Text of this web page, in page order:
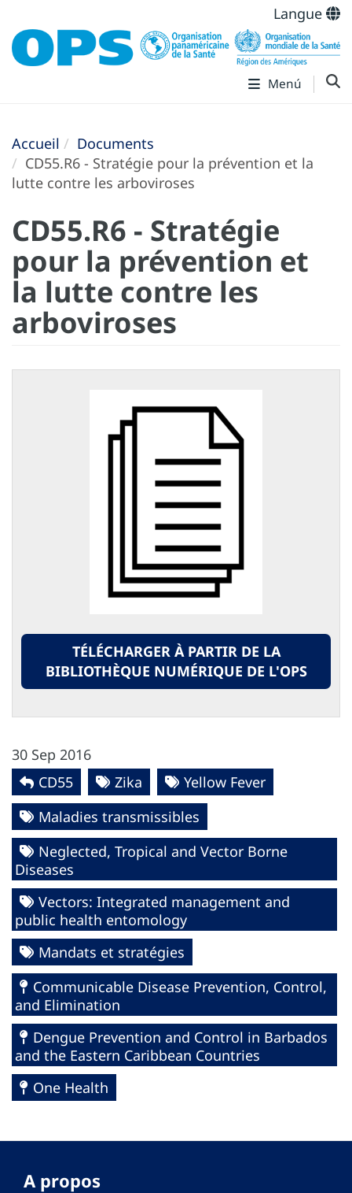
Langue
Menú
Accueil
Documents
CD55.R6 - Stratégie pour la prévention et la
lutte contre les arboviroses
CD55.R6 - Stratégie
pour la prévention et
la lutte contre les
arboviroses
TÉLÉCHARGER À PARTIR DE LA
BIBLIOTHÈQUE NUMÉRIQUE DE L'OPS
30 Sep 2016
CD55
Zika
Yellow Fever
Maladies transmissibles
Neglected, Tropical and Vector Borne
Diseases
Vectors: Integrated management and
public health entomology
Mandats et stratégies
Communicable Disease Prevention, Control,
and Elimination
Dengue Prevention and Control in Barbados
and the Eastern Caribbean Countries
One Health
A propos